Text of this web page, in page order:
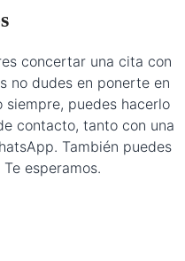
concertar una cita con
no dudes en ponerte en
siempre, puedes hacerlo
contacto, tanto con una
También puedes
esperamos.